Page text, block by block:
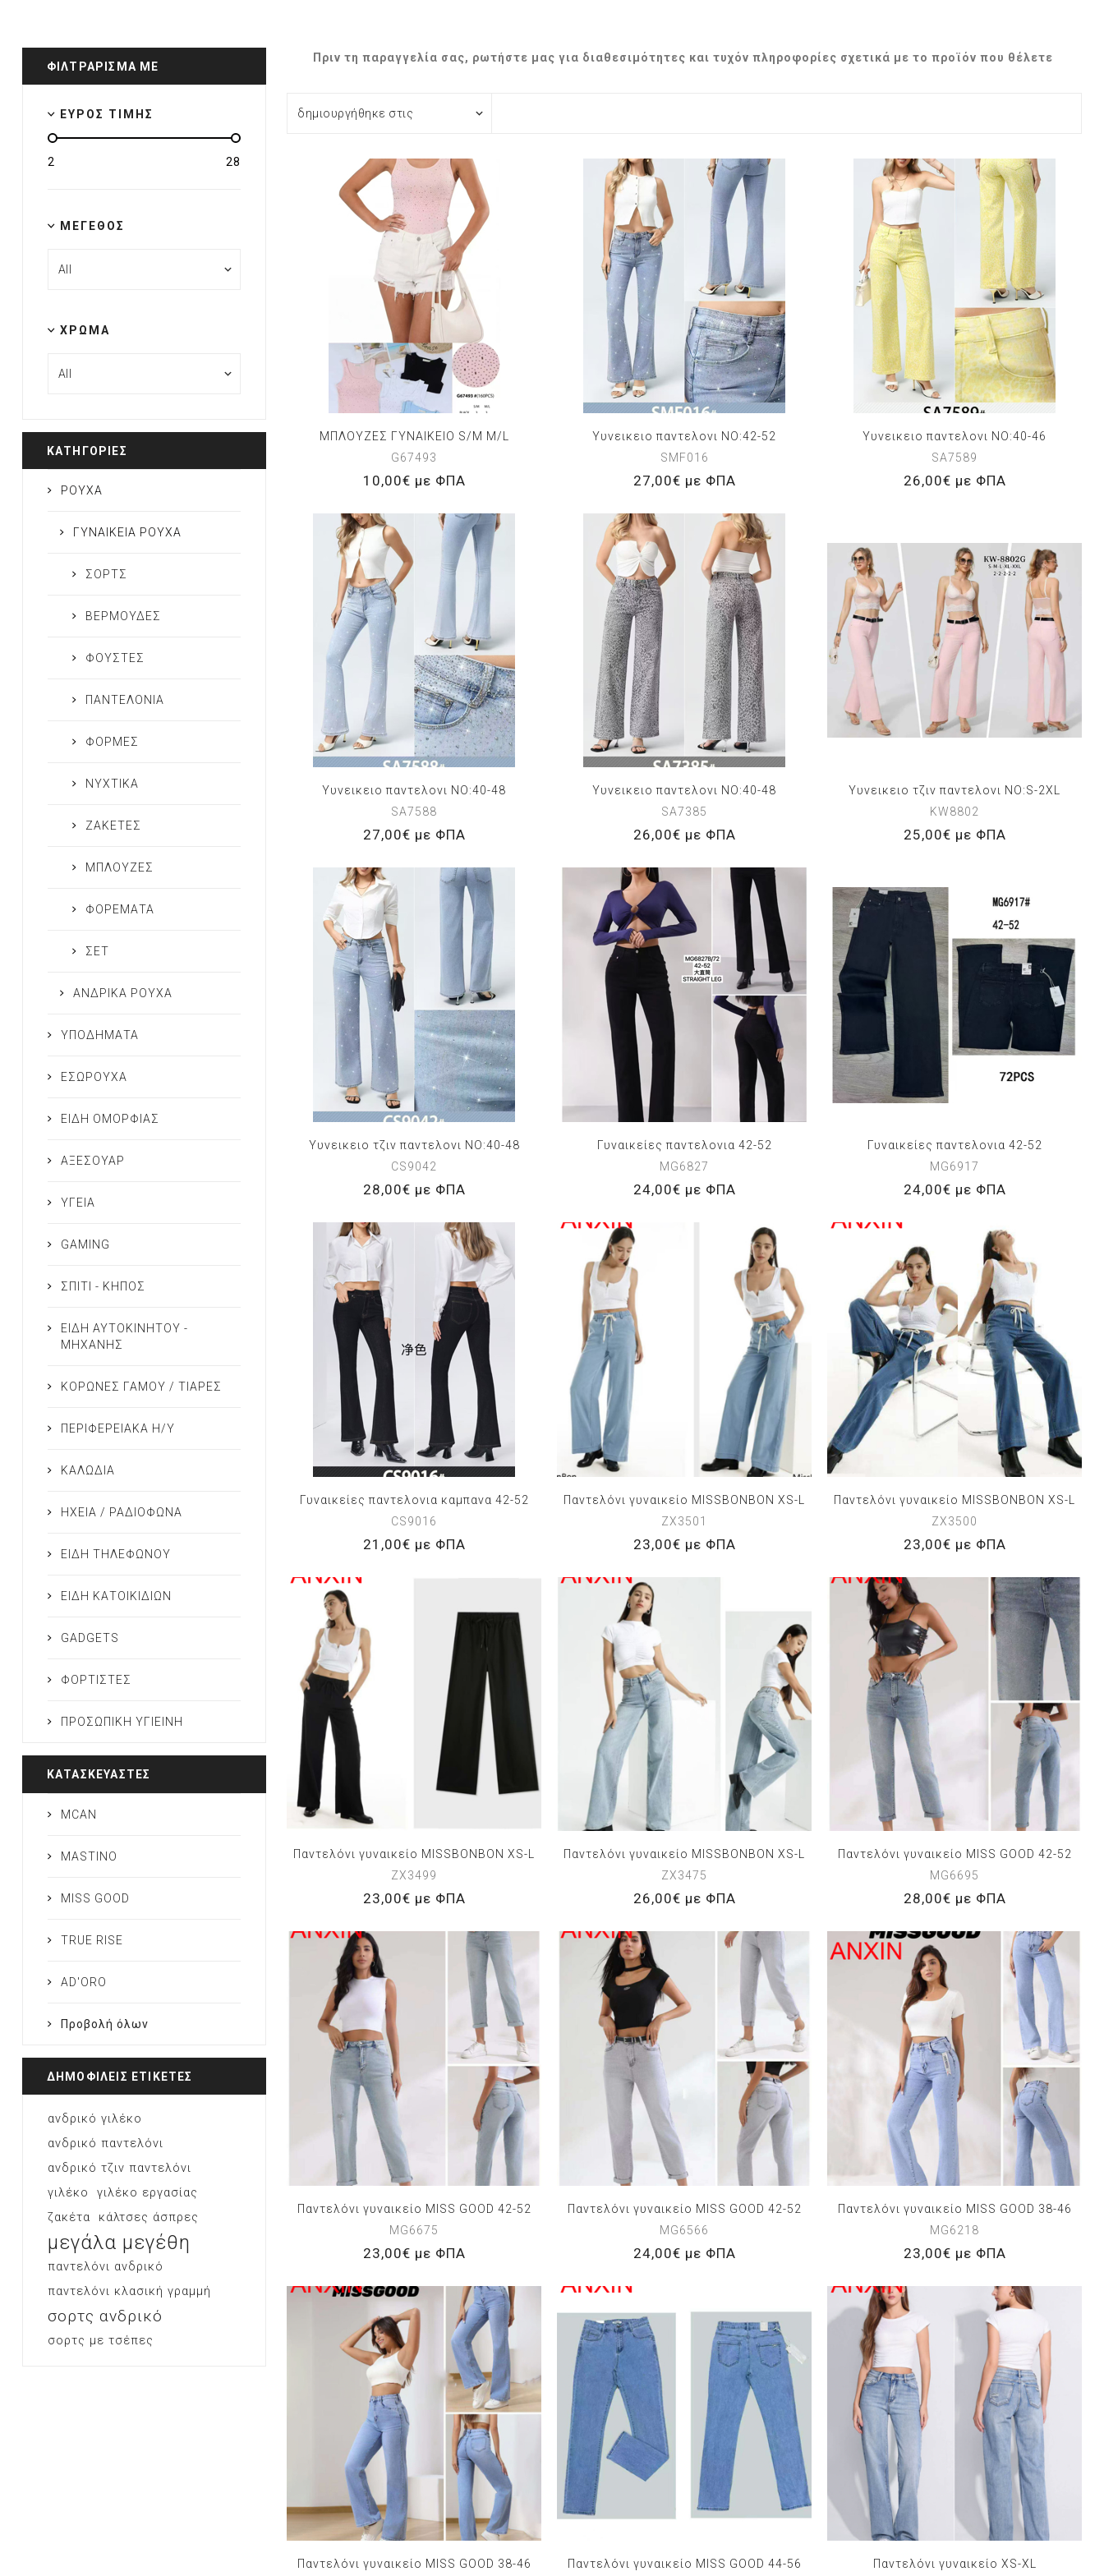
Πριν τη παραγγελία σας, ρωτήστε μας για διαθεσιμότητες και τυχόν πληροφορίες σχετικά με το προϊόν που θέλετε
ΜΠΛΟΥΖΕΣ ΓΥΝΑΙΚΕΙΟ S/M M/L
G67493
10,00€ με ΦΠΑ
Υυνεικειο παντελονι NO:42-52
SMF016
27,00€ με ΦΠΑ
Υυνεικειο παντελονι NO:40-46
SA7589
26,00€ με ΦΠΑ
Υυνεικειο παντελονι NO:40-48
SA7588
27,00€ με ΦΠΑ
Υυνεικειο παντελονι NO:40-48
SA7385
26,00€ με ΦΠΑ
Υυνεικειο τζιν παντελονι NO:S-2XL
KW8802
25,00€ με ΦΠΑ
Υυνεικειο τζιν παντελονι NO:40-48
CS9042
28,00€ με ΦΠΑ
Γυναικείες παντελονια 42-52
MG6827
24,00€ με ΦΠΑ
Γυναικείες παντελονια 42-52
MG6917
24,00€ με ΦΠΑ
Γυναικείες παντελονια καμπανα 42-52
CS9016
21,00€ με ΦΠΑ
Παντελόνι γυναικείο MISSBONBON XS-L
ZX3501
23,00€ με ΦΠΑ
Παντελόνι γυναικείο MISSBONBON XS-L
ZX3500
23,00€ με ΦΠΑ
Παντελόνι γυναικείο MISSBONBON XS-L
ZX3499
23,00€ με ΦΠΑ
Παντελόνι γυναικείο MISSBONBON XS-L
ZX3475
26,00€ με ΦΠΑ
Παντελόνι γυναικείο MISS GOOD 42-52
MG6695
28,00€ με ΦΠΑ
Παντελόνι γυναικείο MISS GOOD 42-52
MG6675
23,00€ με ΦΠΑ
Παντελόνι γυναικείο MISS GOOD 42-52
MG6566
24,00€ με ΦΠΑ
Παντελόνι γυναικείο MISS GOOD 38-46
MG6218
23,00€ με ΦΠΑ
Παντελόνι γυναικείο MISS GOOD 38-46 Παντελόνι γυναικείο MISS GOOD 44-56 Παντελόνι γυναικείο XS-XL
ΦΙΛΤΡΆΡΙΣΜΑ ΜΕ
ΕΎΡΟΣ ΤΙΜΉΣ
2 28
ΜΈΓΕΘΟΣ
ΧΡΏΜΑ
ΚΑΤΗΓΟΡΊΕΣ
ΡΟΥΧΑ
ΓΥΝΑΙΚΕΙΑ ΡΟΥΧΑ
ΣΟΡΤΣ
ΒΕΡΜΟΥΔΕΣ
ΦΟΥΣΤΕΣ
ΠΑΝΤΕΛΟΝΙΑ
ΦΟΡΜΕΣ
ΝΥΧΤΙΚΑ
ΖΑΚΕΤΕΣ
ΜΠΛΟΥΖΕΣ
ΦΟΡΕΜΑΤΑ
ΣΕΤ
ΑΝΔΡΙΚΑ ΡΟΥΧΑ
ΥΠΟΔΗΜΑΤΑ
ΕΣΩΡΟΥΧΑ
ΕΙΔΗ ΟΜΟΡΦΙΑΣ
ΑΞΕΣΟΥΑΡ
ΥΓΕΙΑ
GAMING
ΣΠΙΤΙ - ΚΗΠΟΣ
ΕΙΔΗ ΑΥΤΟΚΙΝΗΤΟΥ -
ΜΗΧΑΝΗΣ
ΚΟΡΩΝΕΣ ΓΑΜΟΥ / ΤΙΑΡΕΣ
ΠΕΡΙΦΕΡΕΙΑΚΑ Η/Υ
ΚΑΛΩΔΙΑ
ΗΧΕΙΑ / ΡΑΔΙΟΦΩΝΑ
ΕΙΔΗ ΤΗΛΕΦΩΝΟΥ
ΕΙΔΗ ΚΑΤΟΙΚΙΔΙΩΝ
GADGETS
ΦΟΡΤΙΣΤΕΣ
ΠΡΟΣΩΠΙΚΗ ΥΓΙΕΙΝΗ
ΚΑΤΑΣΚΕΥΑΣΤΈΣ
MCAN
MASTINO
MISS GOOD
TRUE RISE
AD'ORO
Προβολή όλων
ΔΗΜΟΦΙΛΕΙΣ ΕΤΙΚΕΤΕΣ
ανδρικό γιλέκο
ανδρικό παντελόνι
ανδρικό τζιν παντελόνι
γιλέκο
γιλέκο εργασίας
ζακέτα
κάλτσες άσπρες
μεγάλα μεγέθη
παντελόνι ανδρικό
παντελόνι κλασική γραμμή
σορτς ανδρικό
σορτς με τσέπες